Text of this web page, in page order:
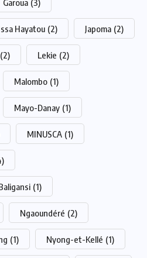
Garoua (3)
Hayatou (2) Japoma (2)
(2) Lekie (2)
Malombo (1)
Mayo-Danay (1)
MINUSCA (1)
(1)
Ngaoundéré (2)
(1) Nyong-et-Kellé (1)